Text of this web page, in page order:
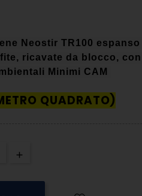
Neostir TR100
ricavate da blocco,
Minimi CAM
QUADRATO)